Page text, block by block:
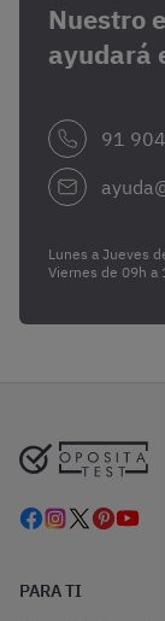
Nuestro
ayudará
91
Lunes a Jueves
Viernes de 09h a